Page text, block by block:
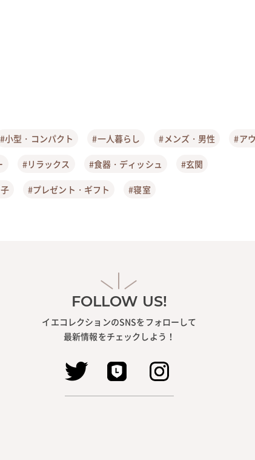
#小型・コンパクト #一人暮らし #メンズ・男性 #ア
#リラックス #食器・ディッシュ #玄関
#プレゼント・ギフト #寝室
FOLLOW US!
イエコレクションのSNSをフォローして
最新情報をチェックしよう！